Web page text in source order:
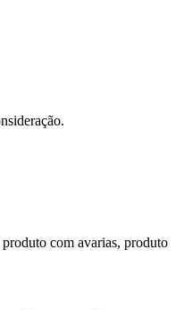
com avarias, produto